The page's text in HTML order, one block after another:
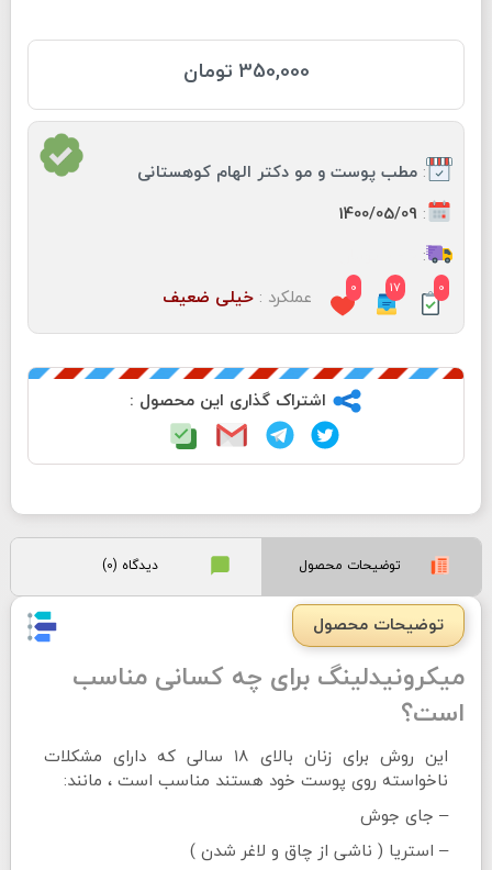
350,000 تومان
: مطب پوست و مو دكتر الهام كوهستانى
:
1400/05/09
:
0
17
0 عملکرد : خیلی ضعیف
اشتراک گذاری این محصول :
توضیحات محصول دیدگاه (0)
توضیحات محصول
میکرونیدلینگ برای چه کسانی مناسب
است؟
این روش برای زنان بالای ١٨ سالی که دارای مشکلات
ناخواسته روی پوست خود هستند مناسب است ، مانند:
– جای جوش
– استریا ( ناشی از چاق و لاغر شدن )